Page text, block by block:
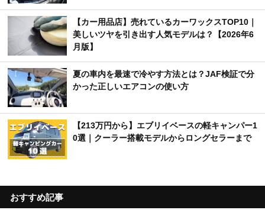
【カー用品店】売れているカーワックスTOP10｜
美しいツヤを引き出す人気モデルは？【2026年6
月版】
夏の車内を最速で冷やす方法とは？JAF検証で分
かった正しいエアコンの使い方
【213万円から】エブリイベースの軽キャンパー1
0選｜クーラー搭載モデルからロングセラーまで
おすすめ記事